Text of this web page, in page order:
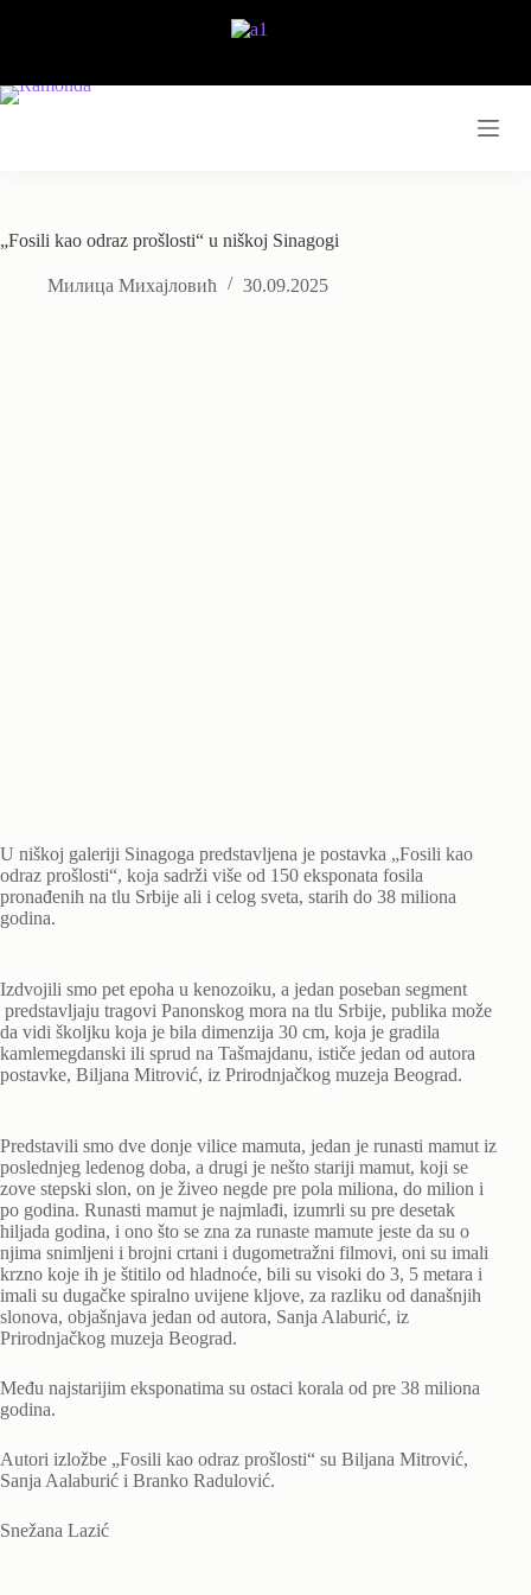
„Fosili kao odraz prošlosti“ u niškoj Sinagogi
Милица Михајловић 30.09.2025
U niškoj galeriji Sinagoga predstavljena je postavka „Fosili kao
odraz prošlosti“, koja sadrži više od 150 eksponata fosila
pronađenih na tlu Srbije ali i celog sveta, starih do 38 miliona
godina.
Izdvojili smo pet epoha u kenozoiku, a jedan poseban segment
predstavljaju tragovi Panonskog mora na tlu Srbije, publika može
da vidi školjku koja je bila dimenzija 30 cm, koja je gradila
kamlemegdanski ili sprud na Tašmajdanu, ističe jedan od autora
postavke, Biljana Mitrović, iz Prirodnjačkog muzeja Beograd.
Predstavili smo dve donje vilice mamuta, jedan je runasti mamut iz
poslednjeg ledenog doba, a drugi je nešto stariji mamut, koji se
zove stepski slon, on je živeo negde pre pola miliona, do milion i
po godina. Runasti mamut je najmlađi, izumrli su pre desetak
hiljada godina, i ono što se zna za runaste mamute jeste da su o
njima snimljeni i brojni crtani i dugometražni filmovi, oni su imali
krzno koje ih je štitilo od hladnoće, bili su visoki do 3, 5 metara i
imali su dugačke spiralno uvijene kljove, za razliku od današnjih
slonova, objašnjava jedan od autora, Sanja Alaburić, iz
Prirodnjačkog muzeja Beograd.
Među najstarijim eksponatima su ostaci korala od pre 38 miliona
godina.
Autori izložbe „Fosili kao odraz prošlosti“ su Biljana Mitrović,
Sanja Aalaburić i Branko Radulović.
Snežana Lazić